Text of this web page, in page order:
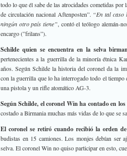
todo lo que él sabe de las atrocidades cometidas
de circulación nacional Aftenposten”. “En tal caso
ningún otro país tiene”, contó el teólogo alemán-
encargo (”frilans”).
Schilde quien se encuentra en la selva
pertenecientes a la guerrilla de la minoría étnica
años. Según Schilde la historia del coronel da la
con la guerrilla que lo ha interrogado todo el tiempo
una pistola y un rifle atomático AG-3.
Según Schilde, el coronel Win ha contado en
costado a Birmania muchas más vidas de lo que se
El coronel se retiró cuando recibió la orden
budistas en 15 camiones. Los monjes debían ser
selva. El coronel Win no quiso participar en esto,